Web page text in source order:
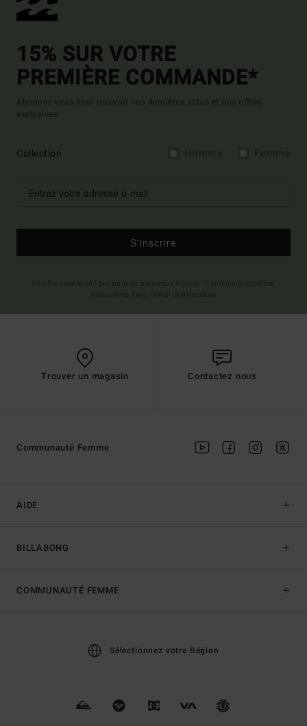
15% SUR VOTRE
PREMIÈRE COMMANDE*
Abonnez-vous pour recevoir nos dernières actus et nos offres
exclusives.
Collection
S'inscrire
Trouver un magasin Contactez nous
AIDE
BILLABONG
Communauté Femme
COMMUNAUTÉ FEMME
Sélectionnez votre Région